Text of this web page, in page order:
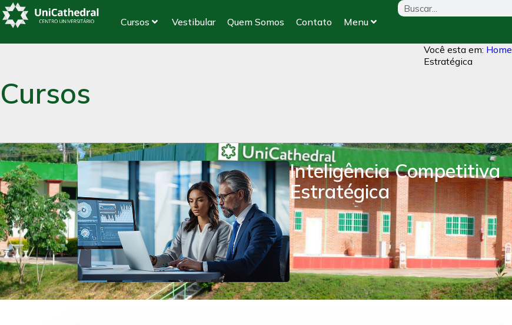
Cursos Vestibular Quem Somos Contato Menu
Cursos
Você esta em: Home
Estratégica
Inteligência Competitiva
Estratégica